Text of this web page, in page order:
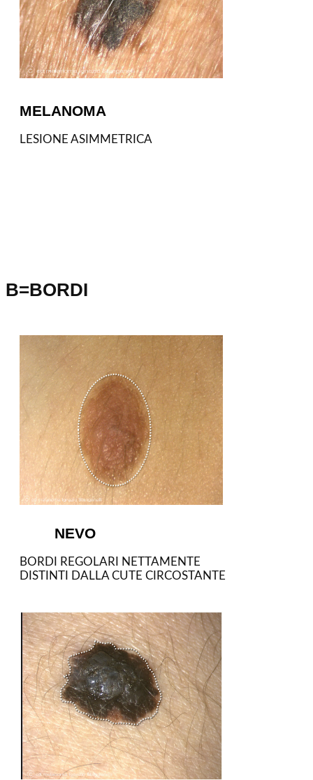
MELANOMA
LESIONE ASIMMETRICA
B=BORDI
NEVO
BORDI REGOLARI NETTAMENTE
DISTINTI DALLA CUTE CIRCOSTANTE